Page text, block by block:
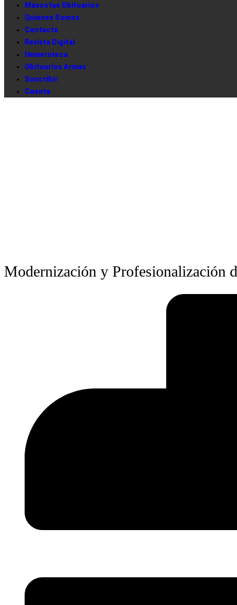
Mascotas Obituarios
Quienes Somos
Contacto
Revista Digital
Hemeroteca
Obituarios Armas
Suscribir
Cuenta
Modernización y Profesionalización